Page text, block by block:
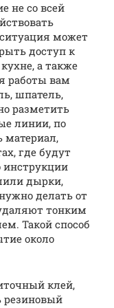
не со всей
может
доступ к
а также
работы вам
шпатель,
разметить
линии, по
материал,
где будут
инструкции
дырки,
делать от
тонким
Такой способ
около
клей,
резиновый